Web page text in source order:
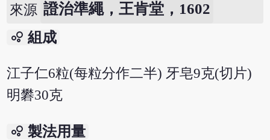
來源 證治準繩，王肯堂，1602
bubble_chart 組成
江子仁6粒(每粒分作二半) 牙皂9克(切片)
明礬30克
bubble_chart 製法用量